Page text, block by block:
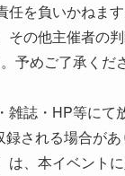
を負いかねます
の他主催者の
予めご了承くだ
誌・HP等にて
される場合があ
、本イベント